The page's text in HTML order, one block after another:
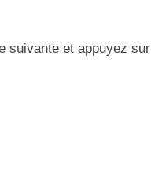
suivante et appuyez sur